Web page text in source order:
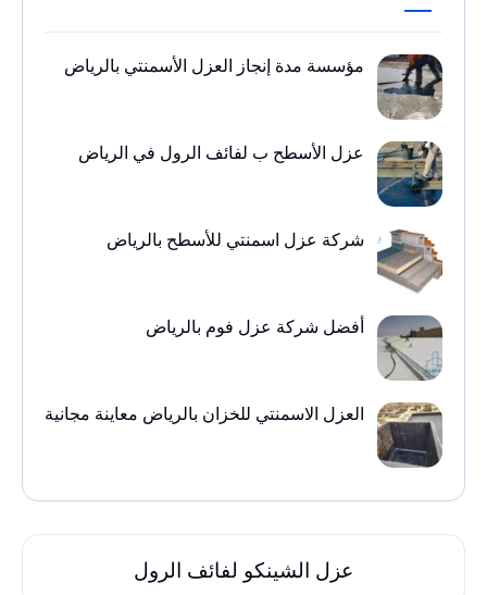
مؤسسة مدة إنجاز العزل الأسمنتي بالرياض
عزل الأسطح ب لفائف الرول في الرياض
شركة عزل اسمنتي للأسطح بالرياض
أفضل شركة عزل فوم بالرياض
العزل الاسمنتي للخزان بالرياض معاينة مجانية
عزل الشينكو لفائف الرول